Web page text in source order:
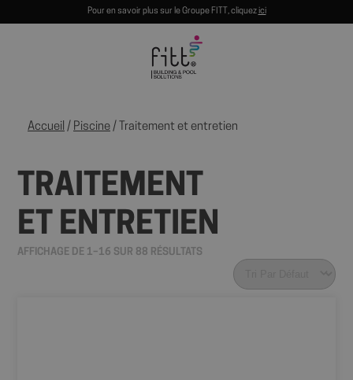
Pour en savoir plus sur le Groupe FITT, cliquezici
Accueil / Piscine / Traitement et entretien
TRAITEMENT
ET ENTRETIEN
AFFICHAGE DE 1–16 SUR 88 RÉSULTATS